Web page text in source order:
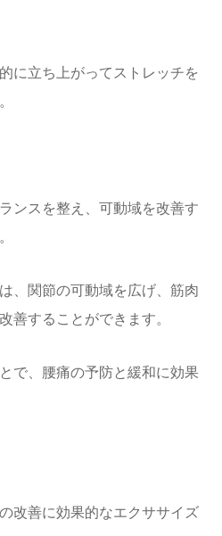
に立ち上がってストレッチを
ンスを整え、可動域を改善す
、関節の可動域を広げ、筋肉
善することができます。
で、腰痛の予防と緩和に効果
改善に効果的なエクササイズ